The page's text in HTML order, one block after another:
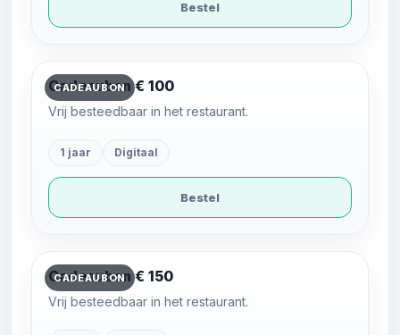
Bestel
CADEAUBON
Cadeaubon € 100
Vrij besteedbaar in het restaurant.
1 jaar Digitaal
Bestel
CADEAUBON
Cadeaubon € 150
Vrij besteedbaar in het restaurant.